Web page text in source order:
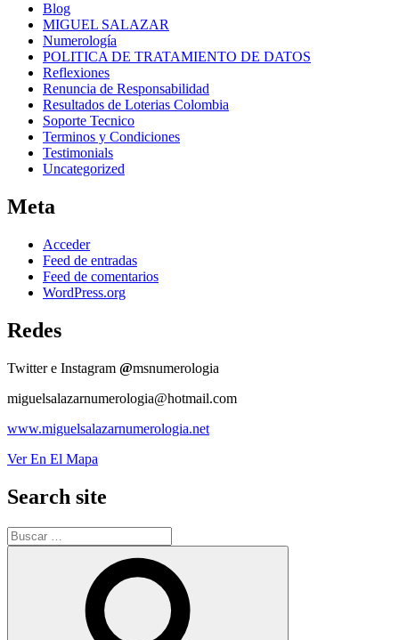
Blog
MIGUEL SALAZAR
Numerología
POLITICA DE TRATAMIENTO DE DATOS
Reflexiones
Renuncia de Responsabilidad
Resultados de Loterias Colombia
Soporte Tecnico
Terminos y Condiciones
Testimonials
Uncategorized
Meta
Acceder
Feed de entradas
Feed de comentarios
WordPress.org
Redes
Twitter e Instagram @msnumerologia
miguelsalazarnumerologia@hotmail.com
www.miguelsalazarnumerologia.net
Ver En El Mapa
Search site
Buscar
por: